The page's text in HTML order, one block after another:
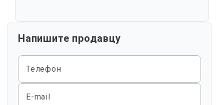
Напишите продавцу
Телефон
E-mail